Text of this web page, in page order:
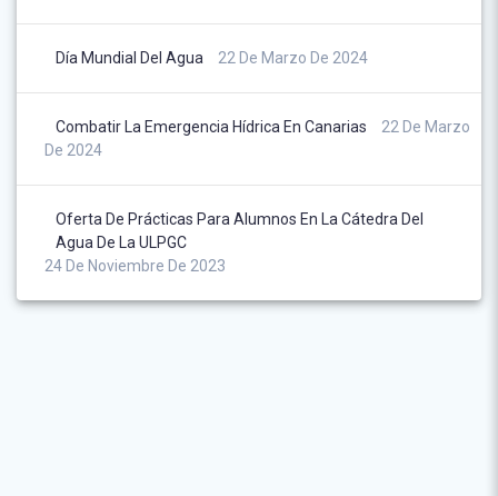
Día Mundial Del Agua 22 De Marzo De 2024
Combatir La Emergencia Hídrica En Canarias
22 De Marzo
De 2024
Oferta De Prácticas Para Alumnos En La Cátedra Del
Agua De La ULPGC
24 De Noviembre De 2023